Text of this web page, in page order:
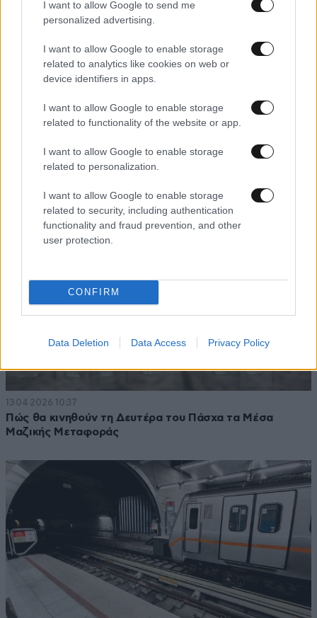
I want to allow Google to send me
personalized advertising.
I want to allow Google to enable storage
related to analytics like cookies on web or
device identifiers in apps.
I want to allow Google to enable storage
related to functionality of the website or app.
I want to allow Google to enable storage
related to personalization.
I want to allow Google to enable storage
related to security, including authentication
functionality and fraud prevention, and other
user protection.
CONFIRM
Data Deletion Data Access Privacy Policy
20·04·2026 19:24
ΑμεΑ: Δωρεάν και προσβάσιμες μετακινήσεις για όλους
τους πολίτες
13·04·2026 10:37
Πώς θα κινηθούν τη Δευτέρα του Πάσχα τα Μέσα
Μαζικής Μεταφοράς